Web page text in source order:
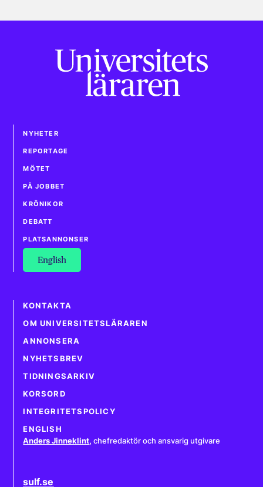
NYHETER
REPORTAGE
MÖTET
PÅ JOBBET
KRÖNIKOR
DEBATT
PLATSANNONSER
English
KONTAKTA
OM UNIVERSITETSLÄRAREN
ANNONSERA
NYHETSBREV
TIDNINGSARKIV
KORSORD
INTEGRITETSPOLICY
ENGLISH
Anders Jinneklint, chefredaktör och ansvarig utgivare
sulf.se